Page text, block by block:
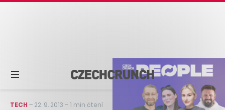
TECH – 22. 9. 2013 –1 min čtení